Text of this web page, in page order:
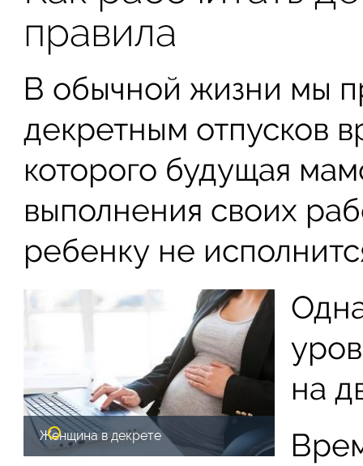
правила
В обычной жизни мы
декретным отпусков
которого будущая
выполнения своих
ребенку не
Женщина в декрете
на